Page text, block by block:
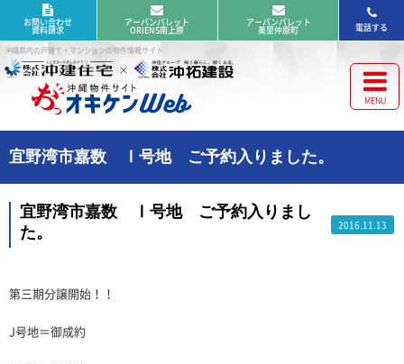
沖縄県内の戸建て・マンションの物件情報サイト
電話する
アーバンパレット
美里仲原町
アーバンパレット
ORIENS南上原
お問い合わせ
資料請求
宜野湾市嘉数 Ⅰ号地 ご予約入りました。
宜野湾市嘉数 Ⅰ号地 ご予約入りまし
た。
2016.11.13
第三期分譲開始！！
J号地＝御成約